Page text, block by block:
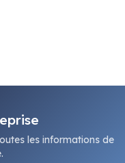
les informations de